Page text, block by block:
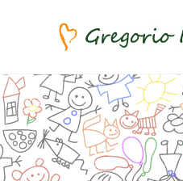
header
navigation
principal
barra
lateral
principal
Asociación
Civil